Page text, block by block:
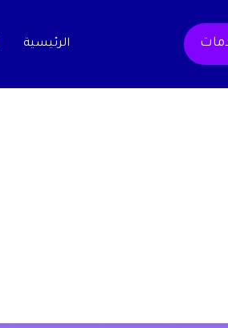
الرئيسية